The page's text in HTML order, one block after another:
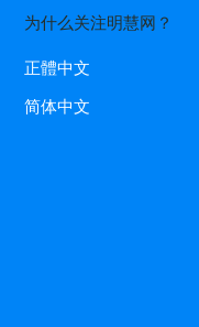
为什么关注明慧网？
正體中文
简体中文